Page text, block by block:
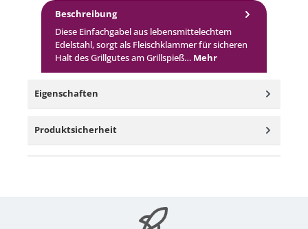
Beschreibung
Diese Einfachgabel aus lebensmittelechtem
Edelstahl, sorgt als Fleischklammer für sicheren
Halt des Grillgutes am Grillspieß… Mehr
Eigenschaften
Produktsicherheit